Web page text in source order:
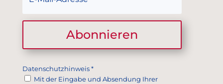
Abonnieren
Datenschutzhinweis *
Mit der Eingabe und Absendung Ihrer